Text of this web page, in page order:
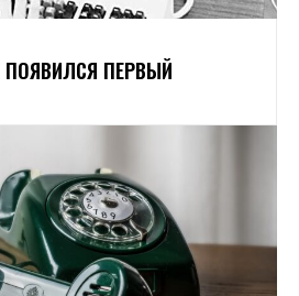
ПОЯВИЛСЯ ПЕРВЫЙ